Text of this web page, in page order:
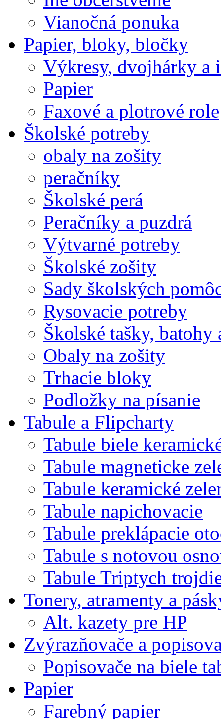
Vianočná ponuka
Papier, bloky, bločky
Výkresy, dvojhárky a
Papier
Faxové a plotrové role
Školské potreby
obaly na zošity
peračníky
Školské perá
Peračníky a puzdrá
Výtvarné potreby
Školské zošity
Sady školských
Rysovacie potreby
Školské tašky, batohy
Obaly na zošity
Trhacie bloky
Podložky na písanie
Tabule a Flipcharty
Tabule biele
Tabule magneticke
Tabule keramické
Tabule napichovacie
Tabule preklápacie
Tabule s notovou
Tabule Triptych
Tonery, atramenty a
Alt. kazety pre HP
Zvýrazňovače a
Popisovače na biele
Papier
Farebný papier